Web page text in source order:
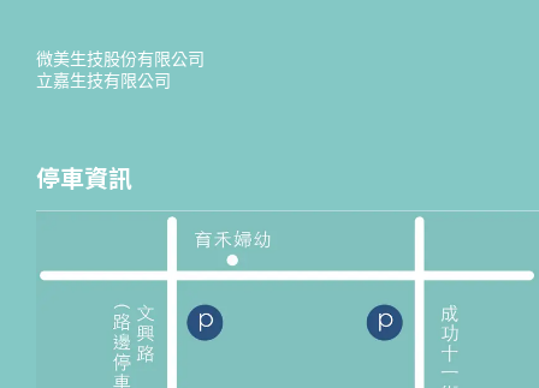
微美生技股份有限公司
立嘉生技有限公司
停車資訊